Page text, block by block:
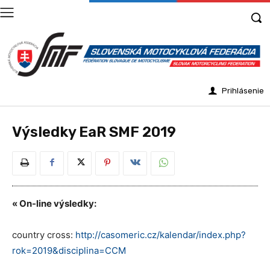
Prihlásenie
Výsledky EaR SMF 2019
« On-line výsledky:
country cross: http://casomeric.cz/kalendar/index.php?
rok=2019&disciplina=CCM